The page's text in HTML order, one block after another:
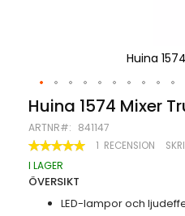
Huina
Hoppa
till
början
av
bildgalleriet
Huina 1574 Mixer
ARTNR 841147
BETYG:
100 100
1 RECENSION
I LAGER
ÖVERSIKT
LED-lampor och